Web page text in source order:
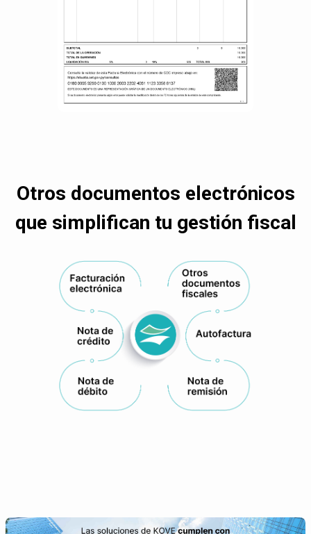
Otros documentos electrónicos
que simplifican tu gestión fiscal